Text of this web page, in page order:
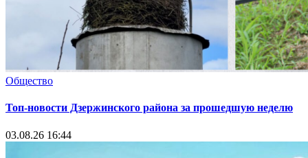
Общество
Топ-новости Дзержинского района за прошедшую неделю
03.08.26 16:44